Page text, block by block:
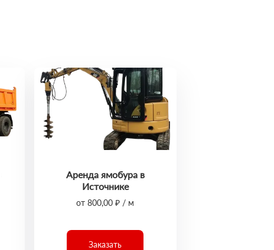
Аренда ямобура в
Источнике
от 800,00 ₽ / м
Заказать